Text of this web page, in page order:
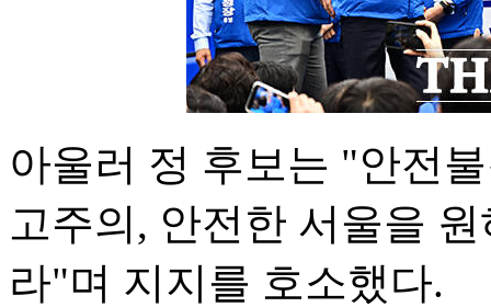
아울러 정 후보는 "안전
고주의, 안전한 서울을
라"며 지지를 호소했다.